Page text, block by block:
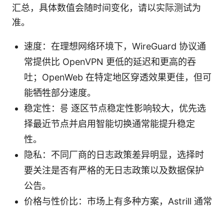
汇总，具体数值会随时间变化，请以实际测试为
准。
速度：在理想网络环境下，WireGuard 协议通
常提供比 OpenVPN 更低的延迟和更高的吞
吐；OpenWeb 在特定地区穿透效果更佳，但可
能牺牲部分速度。
稳定性：릉 逐区节点稳定性影响较大，优先选
择最近节点并启用智能切换通常能提升稳定
性。
隐私：不同厂商的日志政策差异明显，选择时
要关注是否有严格的无日志政策以及数据保护
公告。
价格与性价比：市场上有多种方案，Astrill 通常